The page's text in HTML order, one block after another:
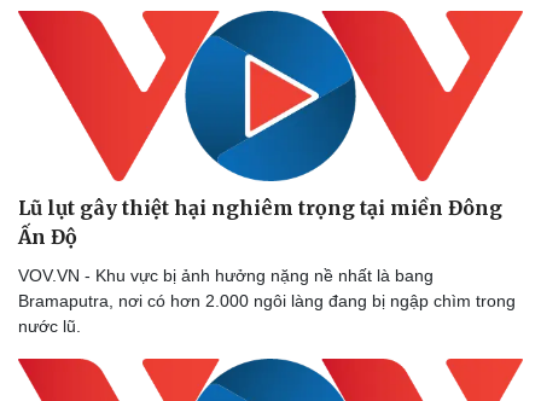
Khởi nghiệp
Tiêu dùng
Chứng khoán
Giá cà phê
Lũ lụt gây thiệt hại nghiêm trọng tại miền Đông
Ấn Độ
VOV.VN - Khu vực bị ảnh hưởng nặng nề nhất là bang
Bramaputra, nơi có hơn 2.000 ngôi làng đang bị ngập chìm trong
nước lũ.